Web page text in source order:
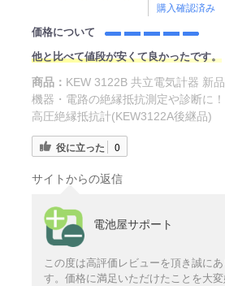
購入確認済み
価格について
他と比べて値段が安くて良かったです。
商品： KEW 3122B 共立電気計器 新
機器・電路の絶縁抵抗測定や診断に
高圧絶縁抵抗計(KEW3122A後継品)
役に立った 0
サイトからの返信
電池屋サポート
この度は高評価レビューを頂き誠に
す。価格に満足いただけたことを大